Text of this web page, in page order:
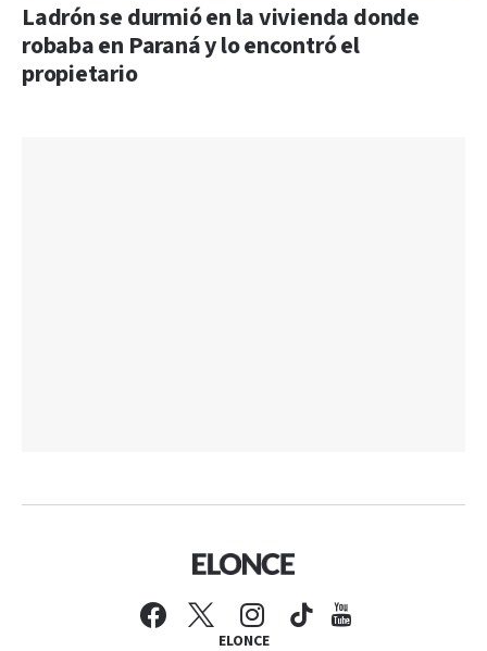
Ladrón se durmió en la vivienda donde
robaba en Paraná y lo encontró el
propietario
ELONCE